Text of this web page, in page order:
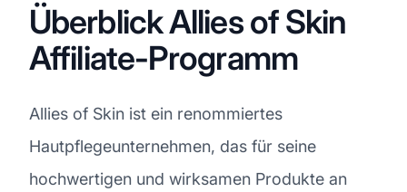
Überblick Allies of Skin
Affiliate-Programm
Allies of Skin ist ein renommiertes
Hautpflegeunternehmen, das für seine
hochwertigen und wirksamen Produkte an